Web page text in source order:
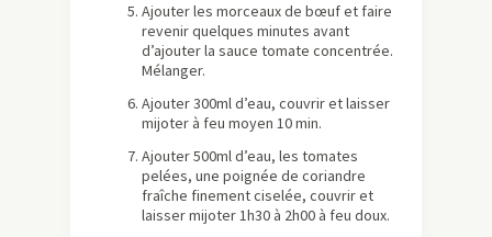
Ajouter les morceaux de bœuf et faire
revenir quelques minutes avant
d’ajouter la sauce tomate concentrée.
Mélanger.
Ajouter 300ml d’eau, couvrir et laisser
mijoter à feu moyen 10 min.
Ajouter 500ml d’eau, les tomates
pelées, une poignée de coriandre
fraîche finement ciselée, couvrir et
laisser mijoter 1h30 à 2h00 à feu doux.